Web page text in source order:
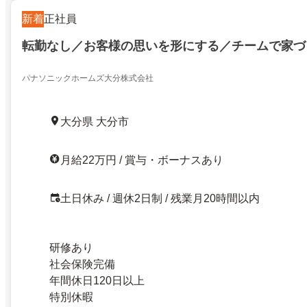
新着正社員
転勤なし／お客様の思いを形にする／チームで家
パナソニックホームズ大分株式会社
大分県 大分市
月給22万円 / 賞与・ボーナスあり
土日休み / 週休2日制 / 残業月20時間以内
研修あり
社会保険完備
年間休日120日以上
特別休暇